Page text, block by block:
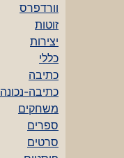
וורדפרס
זוטות
יצירות
כללי
כתיבה
כתיבה-נכונה
משחקים
ספרים
סרטים